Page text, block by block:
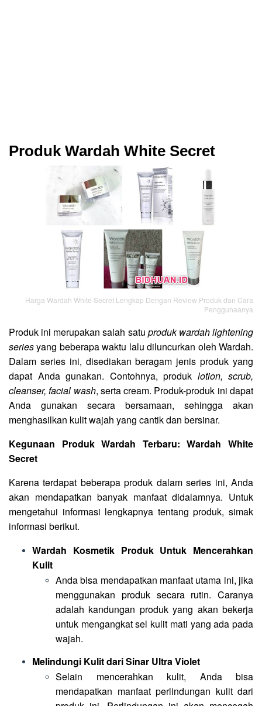
Produk Wardah White Secret
Harga Wardah White Secret Lengkap Dengan Review Produk dan Cara
Penggunaanya
Produk ini merupakan salah satu produk wardah lightening
seriesyang beberapa waktu lalu diluncurkan oleh Wardah.
Dalam series ini, disediakan beragam jenis produk yang
dapat Anda gunakan. Contohnya, produk lotion, scrub,
cleanser, facial wash, serta cream. Produk-produk ini dapat
Anda gunakan secara bersamaan, sehingga akan
menghasilkan kulit wajah yang cantik dan bersinar.
Kegunaan Produk Wardah Terbaru: Wardah White
Secret
Karena terdapat beberapa produk dalam series ini, Anda
akan mendapatkan banyak manfaat didalamnya. Untuk
mengetahui informasi lengkapnya tentang produk, simak
informasi berikut.
Wardah Kosmetik Produk Untuk Mencerahkan
Kulit
Anda bisa mendapatkan manfaat utama ini, jika
menggunakan produk secara rutin. Caranya
adalah kandungan produk yang akan bekerja
untuk mengangkat sel kulit mati yang ada pada
wajah.
Melindungi Kulit dari Sinar Ultra Violet
Selain mencerahkan kulit, Anda bisa
mendapatkan manfaat perlindungan kulit dari